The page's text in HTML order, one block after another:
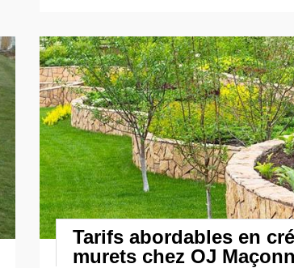
Tarifs abordables en
murets chez OJ